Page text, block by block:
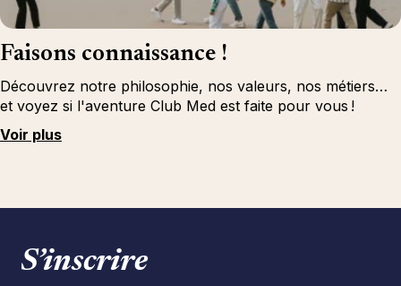
Faisons connaissance !
Découvrez notre philosophie, nos valeurs, nos métiers…
et voyez si l'aventure Club Med est faite pour vous !
Voir plus
S’inscrire